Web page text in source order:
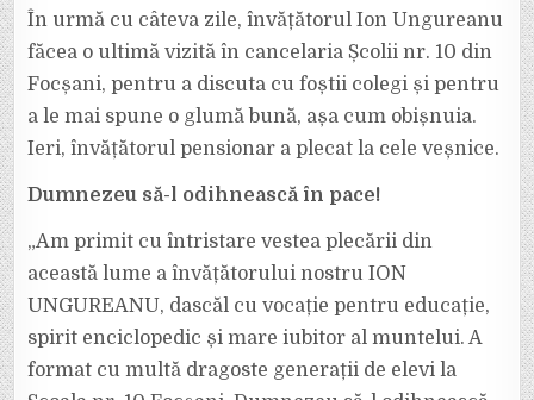
ÎNVĂȚĂTORUL
ION
UNGUREANU,
DE
ȘCOALA
ZAMFIRESCU”
10)
DIN
În urmă cu câteva zile, învățătorul Ion Ungureanu
făcea o ultimă vizită în cancelaria Școlii nr. 10 din
Focșani, pentru a discuta cu foștii colegi și pentru
a le mai spune o glumă bună, așa cum obișnuia.
Ieri, învățătorul pensionar a plecat la cele veșnice.
Dumnezeu să-l odihnească în pace!
„Am primit cu întristare vestea plecării din
această lume a învățătorului nostru ION
UNGUREANU, dascăl cu vocație pentru educație,
spirit enciclopedic și mare iubitor al muntelui. A
format cu multă dragoste generații de elevi la